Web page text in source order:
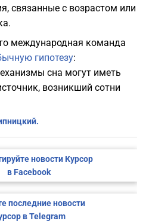
связанные с возрастом или
международная команда
гипотезу:
сна могут иметь
возникший сотни
новости Курсор
в Facebook
последние новости
в Telegram